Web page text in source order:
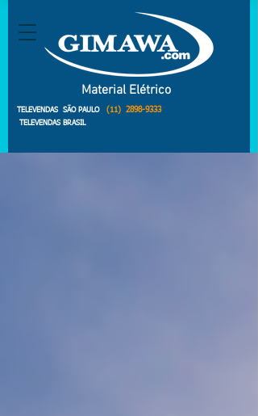
TELEVENDAS SÃO PAULO (11) 2898-9333
TELEVENDAS BRASIL
Material Elétrico